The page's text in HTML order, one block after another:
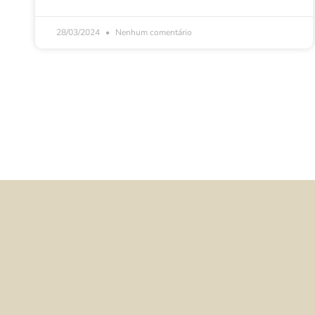
28/03/2024 Nenhum comentário